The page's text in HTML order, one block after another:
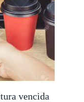
vencida